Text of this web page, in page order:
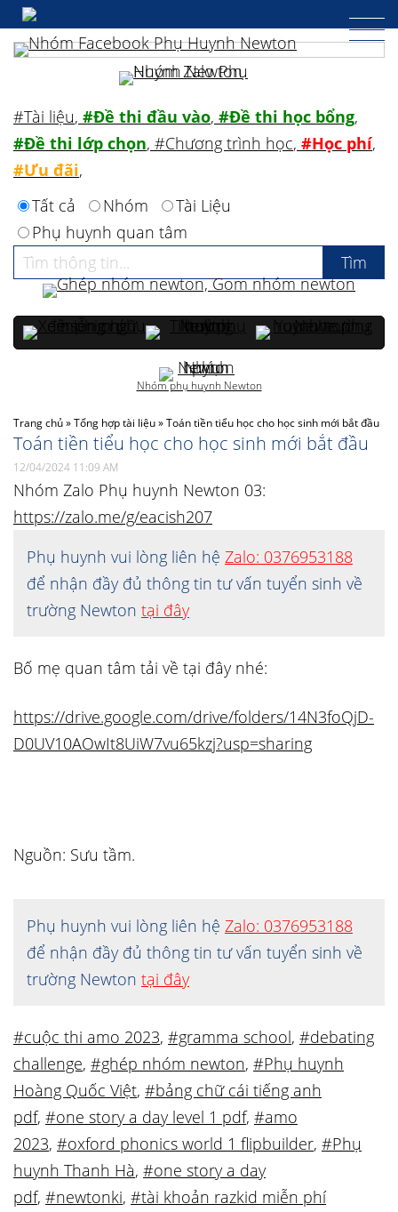
Trang chủ»Tổng hợp tài liệu»Toán tiền tiểu học cho học sinh mới bắt đầu
Toán tiền tiểu học cho học sinh mới bắt đầu
12/04/2024 11:09 AM
Nhóm Zalo Phụ huynh Newton 03:
https://zalo.me/g/eacish207
Phụ huynh vui lòng liên hệ Zalo: 0376953188
để nhận đầy đủ thông tin tư vấn tuyển sinh về
trường Newton tại đây
Bố mẹ quan tâm tải về tại đây nhé:
https://drive.google.com/drive/folders/14N3foQjD-
D0UV10AOwIt8UiW7vu65kzj?usp=sharing
Nguồn: Sưu tầm.
Phụ huynh vui lòng liên hệ Zalo: 0376953188
để nhận đầy đủ thông tin tư vấn tuyển sinh về
trường Newton tại đây
#cuộc thi amo 2023, #gramma school, #debating
challenge, #ghép nhóm newton, #Phụ huynh
Hoàng Quốc Việt, #bảng chữ cái tiếng anh
pdf, #one story a day level 1 pdf, #amo
2023, #oxford phonics world 1 flipbuilder, #Phụ
huynh Thanh Hà, #one story a day
pdf, #newtonki, #tài khoản razkid miễn phí
#Tài liệu, #Đề thi đầu vào, #Đề thi học bổng,
#Đề thi lớp chọn, #Chương trình học, #Học phí,
#Ưu đãi,
Tất cả
Nhóm
Tài Liệu
Phụ huynh quan tâm
Nhóm phụ huynh Newton